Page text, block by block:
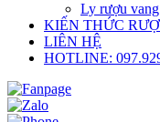
Ly rượu vang
KIẾN THỨC
LIÊN HỆ
HOTLINE: